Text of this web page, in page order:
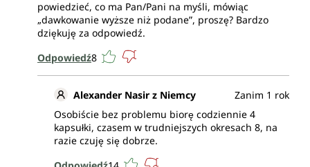
Kapsułki z buforowaną witaminą C marki Unimedica
są, zgodnie z wymogami prawnymi, wolne od
dodatków takich jak barwniki, stabilizatory, środki
przeciwzbrylające jak stearynian magnezu, a także
nie zawierają organizmów modyfikowanych
genetycznie; są bez laktozy, bez glutenu i wegańskie.
Wyprodukowano w Niemczech
Kapsułki z buforowaną witaminą C marki Unimedica
są produkowane w Niemczech w ściśle
powiedzieć, co ma Pan/Pani na myśli, mówiąc
„dawkowanie wyższe niż podane”, proszę? Bardzo
dziękuję za odpowiedź.
Odpowiedź8
Alexander Nasir z Niemcy
Zanim 1 rok
Osobiście bez problemu biorę codziennie 4
kapsułki, czasem w trudniejszych okresach 8, na
razie czuję się dobrze.